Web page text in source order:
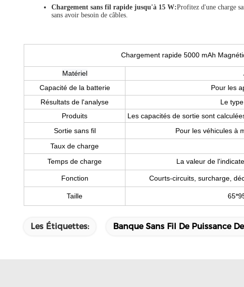
Chargement sans fil rapide jusqu'à 15 W:Profitez d'une charge
sans avoir besoin de câbles.
Chargement rapide 5000 mAh
Matériel
Capacité de la batterie
Pour les
Résultats de l'analyse
Le
Produits
Les capacités de sortie sont
Sortie sans fil
Pour les véhicules à
Taux de charge
Temps de charge
La valeur de
Fonction Courts-circuits, surcharge,
Taille
Les Étiquettes: Banque Sans Fil De Puissance